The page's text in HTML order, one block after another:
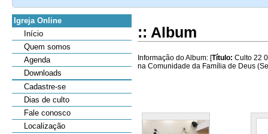
Igreja Online
Início
Quem somos
Agenda
Downloads
Cadastre-se
Dias de culto
Fale conosco
Localização
:: Album
Informação do Album: [Título: Culto 22
na Comunidade da Família de Deus